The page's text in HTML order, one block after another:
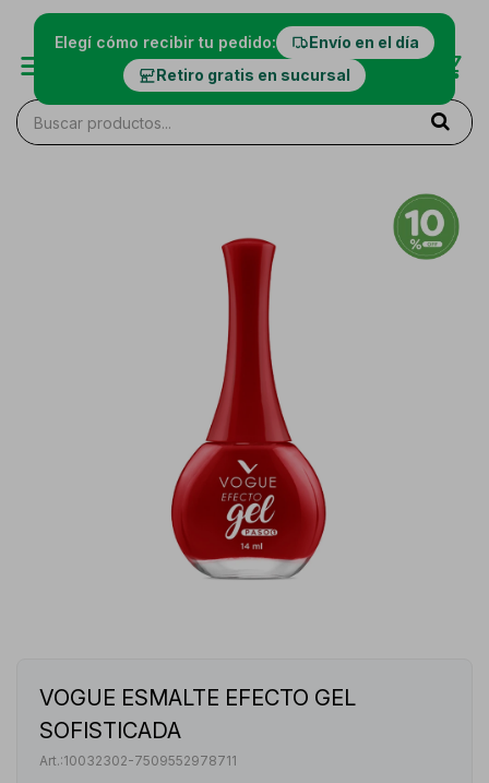
Elegí cómo recibir tu pedido:
Envío en el día
Retiro gratis en sucursal
VOGUE ESMALTE EFECTO GEL
SOFISTICADA
10032302-7509552978711